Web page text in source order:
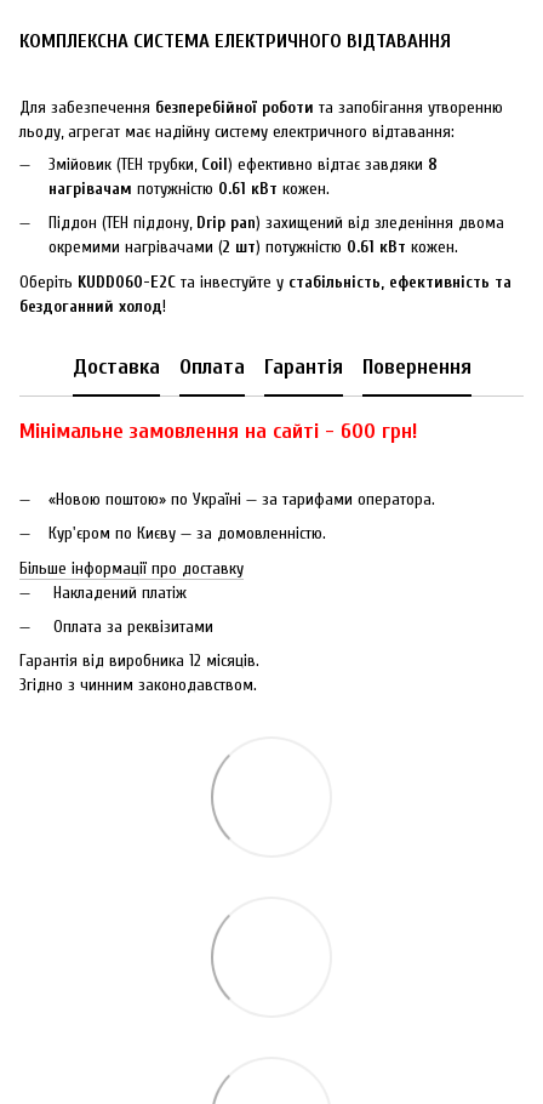
КОМПЛЕКСНА СИСТЕМА ЕЛЕКТРИЧНОГО ВІДТАВАННЯ
Для забезпечення безперебійної роботи та запобігання утворенню
льоду, агрегат має надійну систему електричного відтавання:
Змійовик (ТЕН трубки, Coil) ефективно відтає завдяки 8
нагрівачам потужністю 0.61 кВт кожен.
Піддон (ТЕН піддону, Drip pan) захищений від зледеніння двома
окремими нагрівачами (2 шт) потужністю 0.61 кВт кожен.
Оберіть KUDD060-E2C та інвестуйте у стабільність, ефективність та
бездоганний холод!
Доставка Оплата Гарантія Повернення
Мінімальне замовлення на сайті - 600 грн!
«Новою поштою» по Україні — за тарифами оператора.
Кур'єром по Києву — за домовленністю.
Більше інформації про доставку
Накладений платіж
Оплата за реквізитами
Гарантія від виробника 12 місяців.
Згідно з чинним законодавством.